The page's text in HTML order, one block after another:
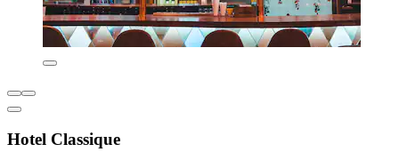
Hotel Classique